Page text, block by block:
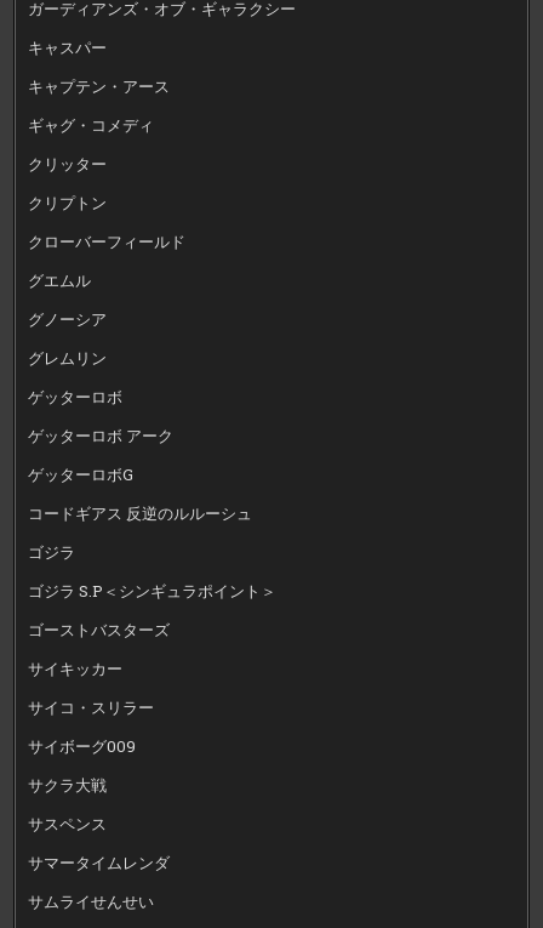
ガーディアンズ・オブ・ギャラクシー
キャスパー
キャプテン・アース
ギャグ・コメディ
クリッター
クリプトン
クローバーフィールド
グエムル
グノーシア
グレムリン
ゲッターロボ
ゲッターロボ アーク
ゲッターロボG
コードギアス 反逆のルルーシュ
ゴジラ
ゴジラ S.P＜シンギュラポイント＞
ゴーストバスターズ
サイキッカー
サイコ・スリラー
サイボーグ009
サクラ大戦
サスペンス
サマータイムレンダ
サムライせんせい